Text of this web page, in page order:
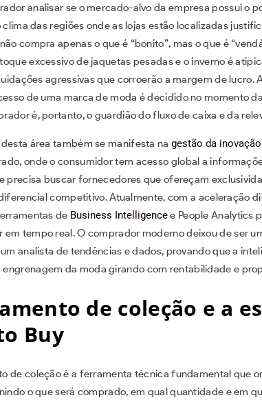
analisar se o mercado-alvo da empresa possui o
clima das regiões onde as lojas estão localizadas
compra apenas o que é “bonito”, mas o que é
excessivo de jaquetas pesadas e o inverno é
agressivas que corroerão a margem de lucro.
de uma marca de moda é decidido no momento
é, portanto, o guardião do fluxo de caixa e da
área também se manifesta na gestão da inovação
onde o consumidor tem acesso global a
precisa buscar fornecedores que ofereçam
competitivo. Atualmente, com a aceleração
de Business Intelligencee People Analytics
em tempo real. O comprador moderno deixou de ser
analista de tendências e dados, provando que a
engrenagem da moda girando com rentabilidade e
de coleção e a
Buy
de coleção é a ferramenta técnica fundamental que
o que será comprado, em qual quantidade e em